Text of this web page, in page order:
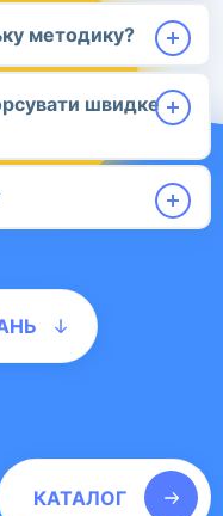
методику?
швидке
КАТАЛОГ